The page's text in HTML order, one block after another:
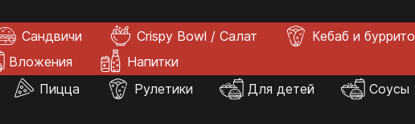
Сандвичи Crispy Bowl / Салат
Кебаб и буррито
Вложения
Напитки
Пицца Рулетики Для детей
Соусы